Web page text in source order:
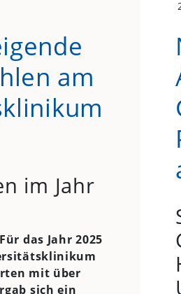
am
im Jahr
das Jahr 2025
mit über
sich ein